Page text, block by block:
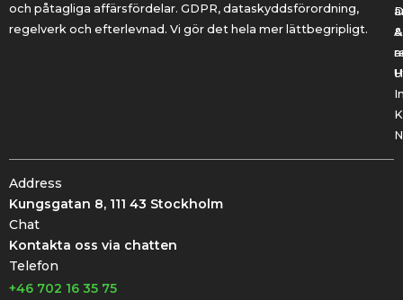
och påtagliga affärsfördelar. GDPR, dataskyddsförordning,
regelverk och efterlevnad. Vi gör det hela mer lättbegripligt.
&
Address
Kungsgatan 8, 111 43 Stockholm
Chat
Kontakta oss via chatten
Telefon
+46 702 16 35 75